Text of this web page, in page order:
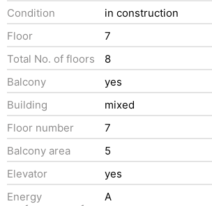
Condition
in construction
Floor
7
Total No. of floors
8
Balcony
yes
Building
mixed
Floor number
7
Balcony area
5
Elevator
yes
Energy
A